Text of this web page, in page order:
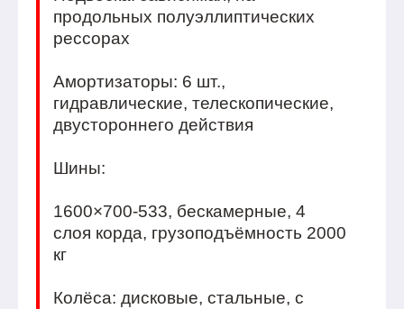
продольных полуэллиптических
рессорах
Амортизаторы: 6 шт.,
гидравлические, телескопические,
двустороннего действия
Шины:
1600×700-533, бескамерные, 4
слоя корда, грузоподъёмность 2000
кг
Колёса: дисковые, стальные, с